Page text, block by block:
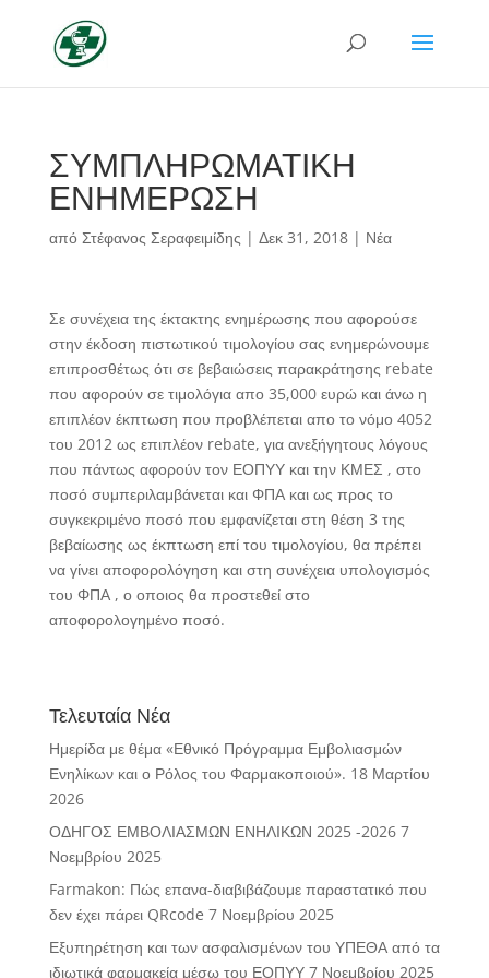
ΣΥΜΠΛΗΡΩΜΑΤΙΚΗ
ΕΝΗΜΕΡΩΣΗ
από Στέφανος Σεραφειμίδης | Δεκ 31, 2018| Νέα
Σε συνέχεια της έκτακτης ενημέρωσης που αφορούσε
στην έκδοση πιστωτικού τιμολογίου σας ενημερώνουμε
επιπροσθέτως ότι σε βεβαιώσεις παρακράτησης rebate
που αφορούν σε τιμολόγια απο 35,000 ευρώ και άνω η
επιπλέον έκπτωση που προβλέπεται απο το νόμο 4052
του 2012 ως επιπλέον rebate, για ανεξήγητους λόγους
που πάντως αφορούν τον ΕΟΠΥΥ και την ΚΜΕΣ , στο
ποσό συμπεριλαμβάνεται και ΦΠΑ και ως προς το
συγκεκριμένο ποσό που εμφανίζεται στη θέση 3 της
βεβαίωσης ως έκπτωση επί του τιμολογίου, θα πρέπει
να γίνει αποφορολόγηση και στη συνέχεια υπολογισμός
του ΦΠΑ , ο οποιος θα προστεθεί στο
αποφορολογημένο ποσό.
Τελευταία Νέα
Ημερίδα με θέμα «Εθνικό Πρόγραμμα Εμβολιασμών
Ενηλίκων και ο Ρόλος του Φαρμακοποιού». 18 Μαρτίου
2026
ΟΔΗΓΟΣ ΕΜΒΟΛΙΑΣΜΩΝ ΕΝΗΛΙΚΩΝ 2025 -2026 7
Νοεμβρίου 2025
Farmakon: Πώς επανα-διαβιβάζουμε παραστατικό που
δεν έχει πάρει QRcode 7 Νοεμβρίου 2025
Εξυπηρέτηση και των ασφαλισμένων του ΥΠΕΘΑ από τα
ιδιωτικά φαρμακεία μέσω του ΕΟΠΥΥ 7 Νοεμβρίου 2025